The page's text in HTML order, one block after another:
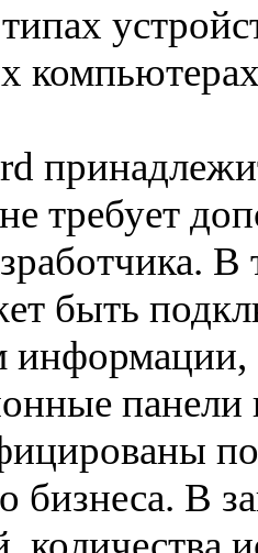
требует
быть
информации,
бизнеса. В